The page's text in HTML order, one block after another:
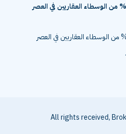
لماذا يفشل 90% من الوسطاء العقاريين في العصر
لماذا يفشل 90% من الوسطاء العقاريين في العصر